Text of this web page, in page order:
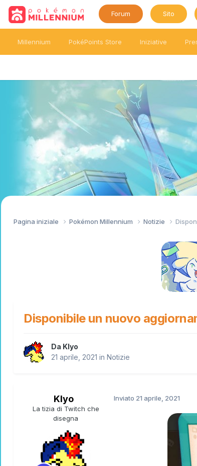
Forum Sito
Millennium PokéPoints Store Iniziative
Pagina iniziale Pokémon Millennium Notizie
Disponibile un nuovo
Da Klyo
21 aprile, 2021 in Notizie
Klyo
La tizia di Twitch che
disegna
Inviato 21 aprile, 2021